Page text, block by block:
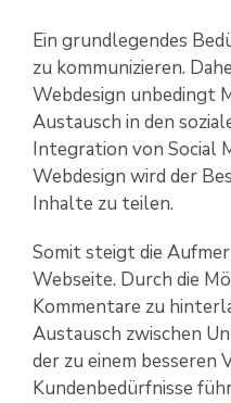
Ein grundlegendes
zu kommunizieren.
Webdesign unbedingt
Austausch in den
Integration von Social
Webdesign wird der
Inhalte zu teilen.
Somit steigt die
Webseite. Durch die
Kommentare zu
Austausch zwischen
der zu einem besseren
Kundenbedürfnisse